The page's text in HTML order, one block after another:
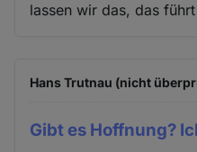
lassen wir das, das
Hans Trutnau (nicht
Gibt es Hoffnung?